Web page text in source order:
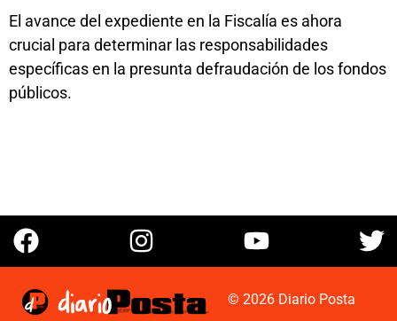
El avance del expediente en la Fiscalía es ahora
crucial para determinar las responsabilidades
específicas en la presunta defraudación de los fondos
públicos.
© 2026 Diario Posta